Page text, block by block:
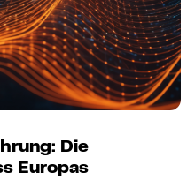
Die
Europas